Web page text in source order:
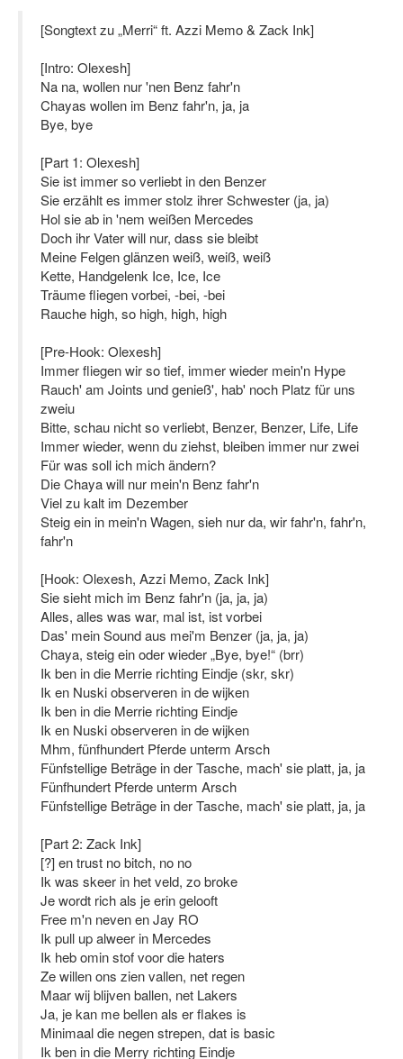
[Songtext zu „Merri“ ft. Azzi Memo & Zack Ink]
[Intro: Olexesh]
Na na, wollen nur 'nen Benz fahr'n
Chayas wollen im Benz fahr'n, ja, ja
Bye, bye
[Part 1: Olexesh]
Sie ist immer so verliebt in den Benzer
Sie erzählt es immer stolz ihrer Schwester (ja, ja)
Hol sie ab in 'nem weißen Mercedes
Doch ihr Vater will nur, dass sie bleibt
Meine Felgen glänzen weiß, weiß, weiß
Kette, Handgelenk Ice, Ice, Ice
Träume fliegen vorbei, -bei, -bei
Rauche high, so high, high, high
[Pre-Hook: Olexesh]
Immer fliegen wir so tief, immer wieder mein'n Hype
Rauch' am Joints und genieß', hab' noch Platz für uns
zweiu
Bitte, schau nicht so verliebt, Benzer, Benzer, Life, Life
Immer wieder, wenn du ziehst, bleiben immer nur zwei
Für was soll ich mich ändern?
Die Chaya will nur mein'n Benz fahr'n
Viel zu kalt im Dezember
Steig ein in mein'n Wagen, sieh nur da, wir fahr'n, fahr'n,
fahr'n
[Hook: Olexesh, Azzi Memo, Zack Ink]
Sie sieht mich im Benz fahr'n (ja, ja, ja)
Alles, alles was war, mal ist, ist vorbei
Das' mein Sound aus mei'm Benzer (ja, ja, ja)
Chaya, steig ein oder wieder „Bye, bye!“ (brr)
Ik ben in die Merrie richting Eindje (skr, skr)
Ik en Nuski observeren in de wijken
Ik ben in die Merrie richting Eindje
Ik en Nuski observeren in de wijken
Mhm, fünfhundert Pferde unterm Arsch
Fünfstellige Beträge in der Tasche, mach' sie platt, ja, ja
Fünfhundert Pferde unterm Arsch
Fünfstellige Beträge in der Tasche, mach' sie platt, ja, ja
[Part 2: Zack Ink]
[?] en trust no bitch, no no
Ik was skeer in het veld, zo broke
Je wordt rich als je erin gelooft
Free m'n neven en Jay RO
Ik pull up alweer in Mercedes
Ik heb omin stof voor die haters
Ze willen ons zien vallen, net regen
Maar wij blijven ballen, net Lakers
Ja, je kan me bellen als er flakes is
Minimaal die negen strepen, dat is basic
Ik ben in die Merry richting Eindje